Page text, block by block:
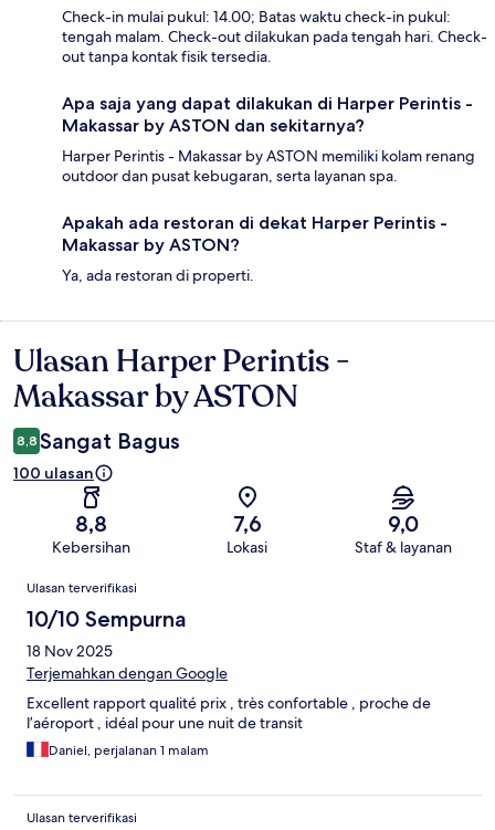
Check-in mulai pukul: 14.00; Batas waktu check-in pukul:
tengah malam. Check-out dilakukan pada tengah hari. Check-
out tanpa kontak fisik tersedia.
Apa saja yang dapat dilakukan di Harper Perintis -
Makassar by ASTON dan sekitarnya?
Harper Perintis - Makassar by ASTON memiliki kolam renang
outdoor dan pusat kebugaran, serta layanan spa.
Apakah ada restoran di dekat Harper Perintis -
Makassar by ASTON?
Ya, ada restoran di properti.
Ulasan
Ulasan Harper Perintis -
Makassar by ASTON
8,8 Sangat Bagus
100 ulasan
8,8
Kebersihan
7,6
Lokasi
9,0
Staf & layanan
Ulasan
Ulasan terverifikasi
10/10 Sempurna
18 Nov 2025
Terjemahkan dengan Google
Excellent rapport qualité prix , très confortable , proche de
l’aéroport , idéal pour une nuit de transit
Daniel, perjalanan 1 malam
Ulasan terverifikasi